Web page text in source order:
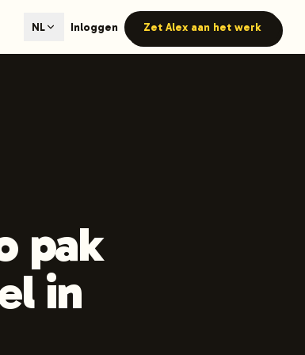
generation with GEO optimization built-in.
NL Inloggen Zet Alex aan het werk
pak
in